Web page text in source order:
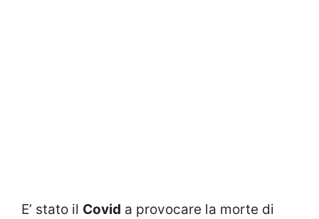
E’ stato il Covid a provocare la morte di